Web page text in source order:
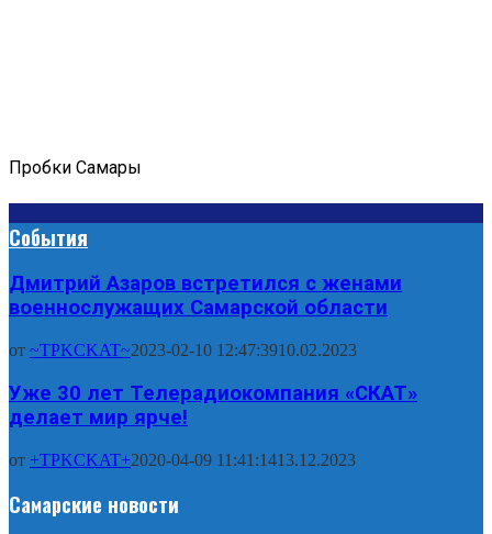
Пробки Самары
События
Дмитрий Азаров встретился с женами
военнослужащих Самарской области
от ~TPKCKAT~2023-02-10 12:47:3910.02.2023
Уже 30 лет Телерадиокомпания «СКАТ»
делает мир ярче!
от +TPKCKAT+2020-04-09 11:41:1413.12.2023
Самарские новости